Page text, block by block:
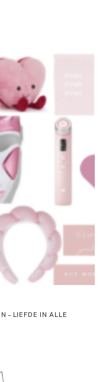
– LIEFDE IN ALLE